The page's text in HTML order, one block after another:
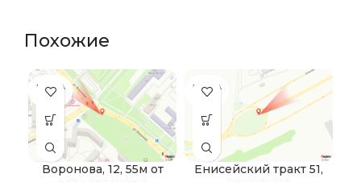
Похожие
ПРОДА
НО
Воронова, 12, 55м от
ПРОДА
НО
Енисейский тракт 51,